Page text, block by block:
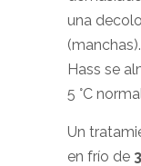
una
Hass se
5 °C
Un
en frío de